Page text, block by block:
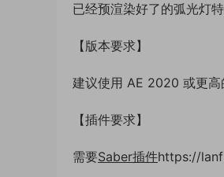
已经预渲染好了的弧光灯
【版本要求】
建议使用 AE 2020 或更高
【插件要求】
需要Saber插件https://